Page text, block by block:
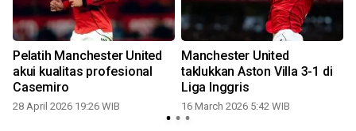
Pelatih Manchester United
akui kualitas profesional
Casemiro
28 April 2026 19:26 WIB
Manchester United
taklukkan Aston Villa 3-1 di
Liga Inggris
16 March 2026 5:42 WIB